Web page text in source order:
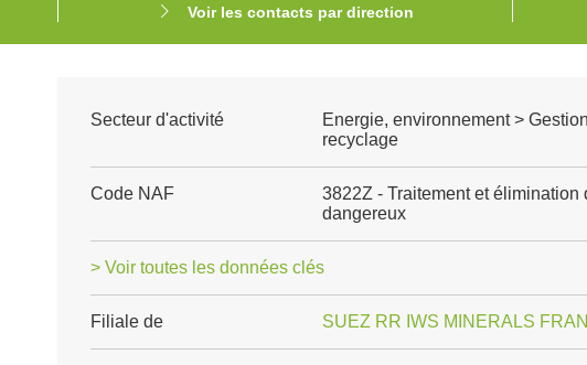
Voir les contacts par direction
Secteur d'activité
Energie, environnement >
recyclage
Code NAF
3822Z - Traitement et élimination
dangereux
> Voir toutes les données clés
Filiale de SUEZ RR IWS MINERALS